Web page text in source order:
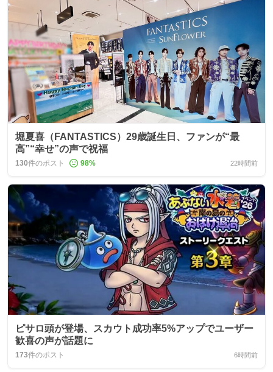
堀夏喜（FANTASTICS）29歳誕生日、ファンが“最
高”“幸せ”の声で祝福
130件のポスト 98% 22時間前
ピサロ頭が登場、スカウト成功率5%アップでユーザー
歓喜の声が話題に
173件のポスト 6時間前